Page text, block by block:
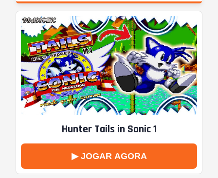
Hunter Tails in Sonic 1
▶ JOGAR AGORA